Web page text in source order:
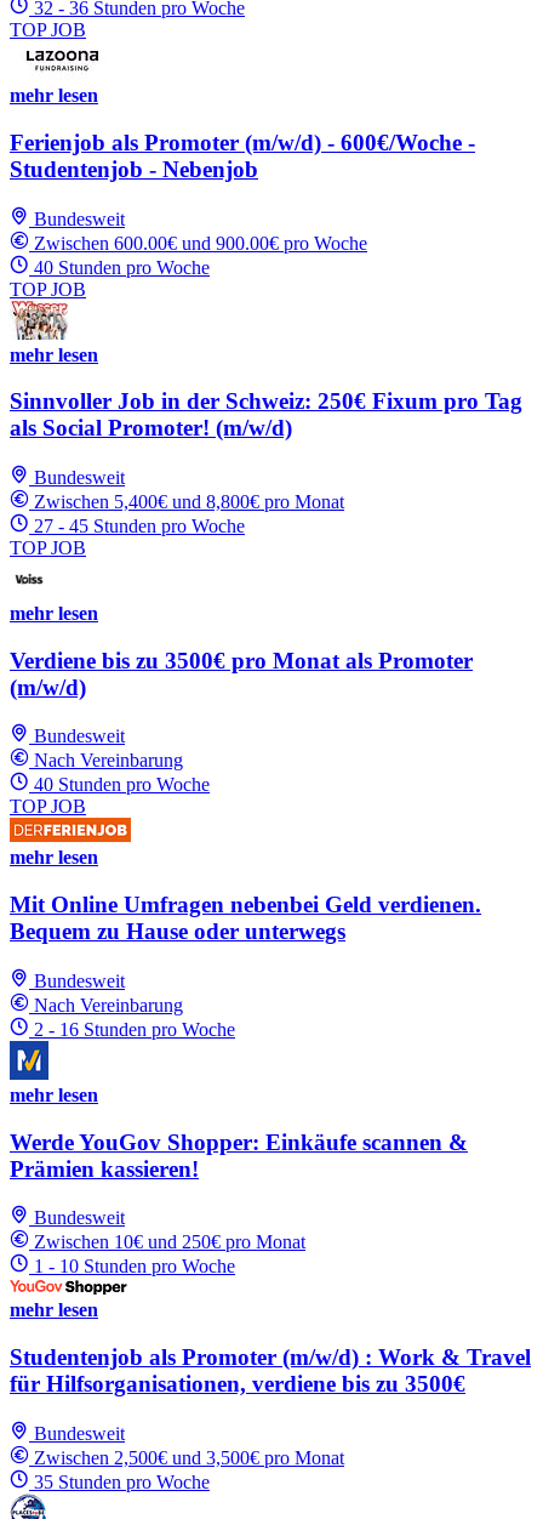
32 - 36 Stunden pro Woche
TOP JOB
mehr lesen
Ferienjob als Promoter (m/w/d) - 600€/Woche -
Studentenjob - Nebenjob
Bundesweit
Zwischen 600.00€ und 900.00€ pro Woche
40 Stunden pro Woche
TOP JOB
mehr lesen
Sinnvoller Job in der Schweiz: 250€ Fixum pro Tag
als Social Promoter! (m/w/d)
Bundesweit
Zwischen 5,400€ und 8,800€ pro Monat
27 - 45 Stunden pro Woche
TOP JOB
mehr lesen
Verdiene bis zu 3500€ pro Monat als Promoter
(m/w/d)
Bundesweit
Nach Vereinbarung
40 Stunden pro Woche
TOP JOB
mehr lesen
Mit Online Umfragen nebenbei Geld verdienen.
Bequem zu Hause oder unterwegs
Bundesweit
Nach Vereinbarung
2 - 16 Stunden pro Woche
mehr lesen
Werde YouGov Shopper: Einkäufe scannen &
Prämien kassieren!
Bundesweit
Zwischen 10€ und 250€ pro Monat
1 - 10 Stunden pro Woche
mehr lesen
Studentenjob als Promoter (m/w/d) : Work & Travel
für Hilfsorganisationen, verdiene bis zu 3500€
Bundesweit
Zwischen 2,500€ und 3,500€ pro Monat
35 Stunden pro Woche